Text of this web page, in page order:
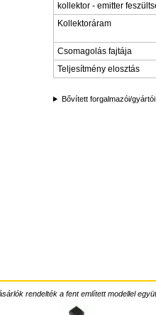
kollektor - emitter
Kollektoráram
Csomagolás fajtája
Teljesítmény elosztás
Bővített forgalmazói/
rendelték a fent említett modellel